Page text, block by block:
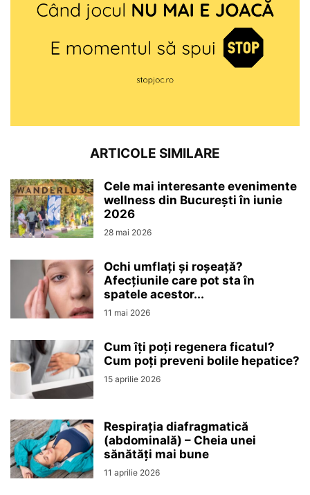
ARTICOLE SIMILARE
Cele mai interesante evenimente
wellness din București în iunie
2026
28 mai 2026
Ochi umflați și roșeață?
Afecțiunile care pot sta în
spatele acestor...
11 mai 2026
Cum îți poți regenera ficatul?
Cum poți preveni bolile hepatice?
15 aprilie 2026
Respirația diafragmatică
(abdominală) – Cheia unei
sănătăți mai bune
11 aprilie 2026